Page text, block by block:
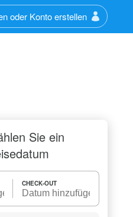
oder Konto erstellen
Sie ein
CHECK-OUT